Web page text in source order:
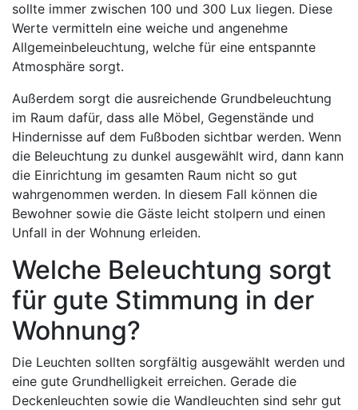
sollte immer zwischen 100 und 300 Lux liegen. Diese
Werte vermitteln eine weiche und angenehme
Allgemeinbeleuchtung, welche für eine entspannte
Atmosphäre sorgt.
Außerdem sorgt die ausreichende Grundbeleuchtung
im Raum dafür, dass alle Möbel, Gegenstände und
Hindernisse auf dem Fußboden sichtbar werden. Wenn
die Beleuchtung zu dunkel ausgewählt wird, dann kann
die Einrichtung im gesamten Raum nicht so gut
wahrgenommen werden. In diesem Fall können die
Bewohner sowie die Gäste leicht stolpern und einen
Unfall in der Wohnung erleiden.
Welche Beleuchtung sorgt
für gute Stimmung in der
Wohnung?
Die Leuchten sollten sorgfältig ausgewählt werden und
eine gute Grundhelligkeit erreichen. Gerade die
Deckenleuchten sowie die Wandleuchten sind sehr gut